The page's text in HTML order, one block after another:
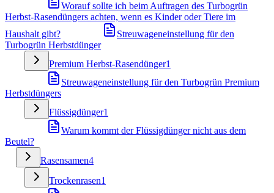
Worauf sollte ich beim Auftragen des Turbogrün
Herbst-Rasendüngers achten, wenn es Kinder oder Tiere im
Haushalt gibt?
Streuwageneinstellung für den
Turbogrün Herbstdünger
Premium Herbst-Rasendünger1
Streuwageneinstellung für den Turbogrün Premium
Herbstdüngers
Flüssigdünger1
Warum kommt der Flüssigdünger nicht aus dem
Beutel?
Rasensamen4
Trockenrasen1